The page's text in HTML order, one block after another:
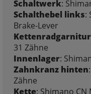
Schaltwerk:
Schalthebel links:
Brake-Lever
Kettenradgarnitur
31 Zähne
Innenlager:
Zahnkranz hinten
Zähne
Kette: Shimano CN